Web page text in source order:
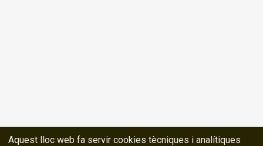
Aquest lloc web fa servir cookies tècniques i analítiques